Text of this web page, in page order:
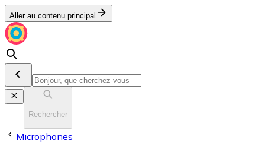
Aller au contenu principal
Rechercher
Microphones